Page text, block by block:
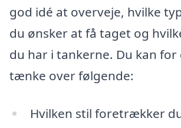
god idé at overveje, hvilke
du ønsker at få taget og
du har i tankerne. Du kan for
tænke over følgende:
Hvilken stil foretrækker